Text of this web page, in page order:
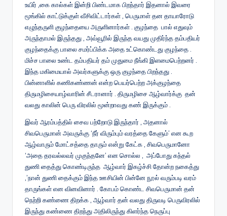
உயிர் ,கை கால்கள் இன்றி பிண்டமாக பிறந்தார் இதனால் இவரை
மூங்கில் காட்டுக்குள் வீசிவிட்டார்கள் , பெருமாள் தன தாயாரோடு
எழுந்தருளி குழந்தையை அருளினார்கள் . குழந்தை பால் எதுவும்
அருந்தாமல் இருந்தது , அவ்வூரில் இருந்த வயது முதிர்ந்த தம்பதியர்
குழந்தைக்கு பாலை சமர்ப்பிக்க அதை உட்கொண்டது குழந்தை .
மிச்ச பாலை உண்ட தம்பதியர் தம் முதுமை நீங்கி இளமைபெற்றனர் .
இந்த மகிமையால் அவர்களுக்கு ஒரு குழந்தை பிறந்தது .
பின்னாளில் கணிகண்ணன் என்ற பெயர்பெற்ற அக்குழந்தை
திருமழிசையாழ்வாரின் சீடரானார் . திருமழிசை ஆழ்வார்க்கு தன்
வலது காலின் பெரு விரலில் மூன்றாவது கண் இருக்கும் .
இவர் ஆரம்பத்தில் சைவ பற்றோடு இருந்தார் , அதனால்
சிவபெருமான் அவருக்கு ‘நீர் விரும்பும் வரத்தை கேளும்’ என கூற
ஆழ்வாரும் மோட்சத்தை தாரும் என்று கேட்க , சிவபெருமானோ
‘அதை தரவல்லவர் முகுந்தனே’ என சொல்ல , அப்போது கந்தல்
துணி தைத்து கொண்டிருந்த ஆழ்வார் இகழ்ச்சி தோன்ற நகைத்து
,’நான் துணி தைக்கும் இந்த ஊசியின் பின்னே நூல் வரும்படி வரம்
தாருங்கள் என வினவினார் . கோபம் கொண்ட சிவபெருமான் தன்
நெற்றி கண்ணை திறக்க , ஆழ்வார் தன் வலது திருவடி பெருவிரலில்
இருந்து கண்ணை திறந்து அதிலிருந்து கிளர்ந்த நெருப்பு